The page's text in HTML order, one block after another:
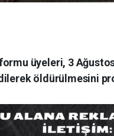
üyeleri, 3
öldürülmesini